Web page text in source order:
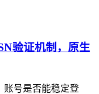
验证机制，原生
账号是否能稳定登